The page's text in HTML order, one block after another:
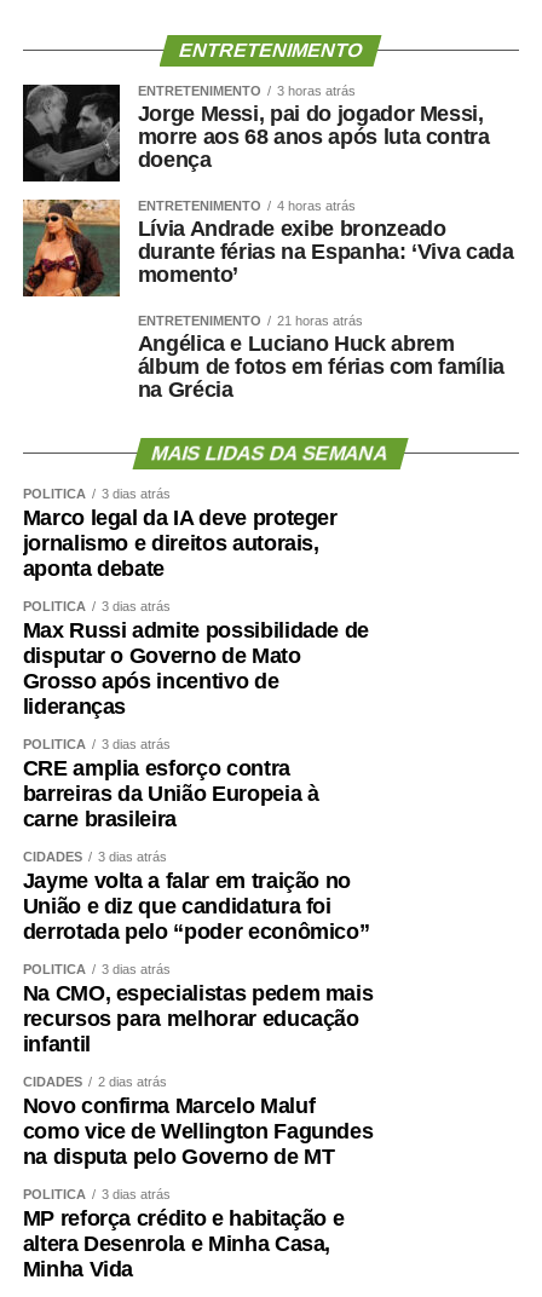
Souza.pdf
8-31-01-2025-CONVOCACAO-PEDAGOGO-
REGIONAL-CAMPO-EMEBC Prof Udeney
Gonçalves de Amorim.pdf
6- 31-01-2025-CONVOCACAO-PEDAGOGO-
REGIONAL-CAMPO EMEBC DR ESTEVAO
ALVES CORREA.pdf
PEDAGOGO-REGIONAL-OESTE-
VESPERTINO.pdf
PEDAGOGO-REGIONAL-LESTE-
VESPERTINO.pdf
1-31-01-2025-MANHA-CONVOCACAO-
PEDAGOGO-REGIONAL-NORTE-
5-31-01-2025-Tarde-PEDAGOGO-REGIONAL-
CAMPO EMEBC BENEDITA XAVIER.pdf
4-31-01-2025-TARDE-CONVOCACAO-
PEDAGOGO-REGIONAL-SUL-
VESPERTINO.pdf
Secom- Cuiabá
COMENTE ABAIXO:
WhatsApp
Facebook
Twitter
ENTRETENIMENTO
ENTRETENIMENTO 3 horas atrás
Jorge Messi, pai do jogador Messi,
morre aos 68 anos após luta contra
doença
ENTRETENIMENTO 4 horas atrás
Lívia Andrade exibe bronzeado
durante férias na Espanha: ‘Viva cada
momento’
ENTRETENIMENTO 21 horas atrás
Angélica e Luciano Huck abrem
álbum de fotos em férias com família
na Grécia
MAIS LIDAS DA SEMANA
POLÍTICA 3 dias atrás
Marco legal da IA deve proteger
jornalismo e direitos autorais,
aponta debate
POLÍTICA 3 dias atrás
Max Russi admite possibilidade de
disputar o Governo de Mato
Grosso após incentivo de
lideranças
POLÍTICA 3 dias atrás
CRE amplia esforço contra
barreiras da União Europeia à
carne brasileira
CIDADES 3 dias atrás
Jayme volta a falar em traição no
União e diz que candidatura foi
derrotada pelo “poder econômico”
POLÍTICA 3 dias atrás
Na CMO, especialistas pedem mais
recursos para melhorar educação
infantil
CIDADES 2 dias atrás
Novo confirma Marcelo Maluf
como vice de Wellington Fagundes
na disputa pelo Governo de MT
POLÍTICA 3 dias atrás
MP reforça crédito e habitação e
altera Desenrola e Minha Casa,
Minha Vida